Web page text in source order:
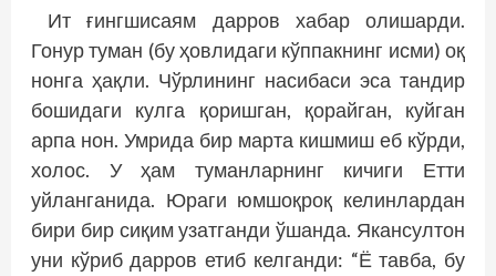
Ит ғингшисаям дарров хабар олишарди.
Гонур туман (бу ҳовлидаги кўппакнинг исми) оқ
нонга ҳақли. Чўрлининг насибаси эса тандир
бошидаги кулга қоришган, қорайган, куйган
арпа нон. Умрида бир марта кишмиш еб кўрди,
холос. У ҳам туманларнинг кичиги Етти
уйланганида. Юраги юмшоқроқ келинлардан
бири бир сиқим узатганди ўшанда. Якансултон
уни кўриб дарров етиб келганди: “Ё тавба, бу